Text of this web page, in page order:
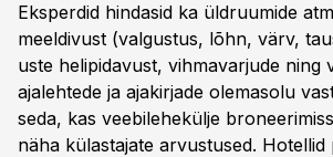
Eksperdid hindasid ka üldruumide
meeldivust (valgustus, lõhn, värv,
uste helipidavust, vihmavarjude ning
ajalehtede ja ajakirjade olemasolu
seda, kas veebilehekülje
näha külastajate arvustused. Hotellid